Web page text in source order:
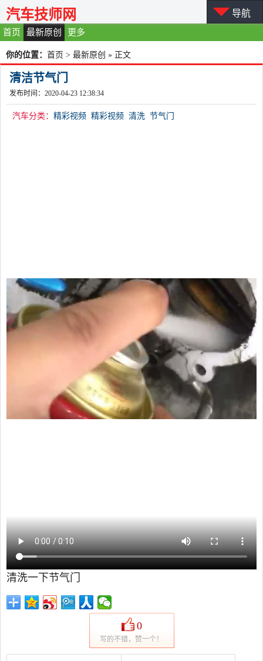
首页 最新原创 更多
汽车技师网 导航
你的位置： 首页 > 最新原创 » 正文
清洁节气门
发布时间：2020-04-23 12:38:34
汽车分类： 精彩视频 精彩视频 清洗 节气门
清洗一下节气门
0
写的不错，赞一个！